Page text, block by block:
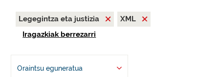
Legegintza eta justizia
XML
Iragazkiak berrezarri
Oraintsu eguneratua